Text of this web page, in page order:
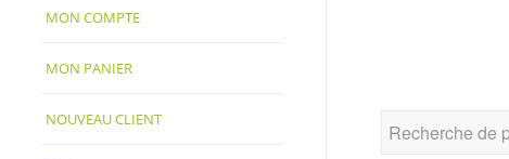
MON COMPTE
MON PANIER
NOUVEAU CLIENT